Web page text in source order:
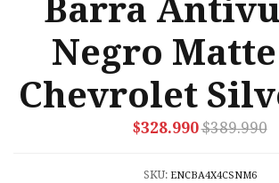
Barra
Negro
Chevrolet
$328.990$389.990
SKU: ENCBA4X4CSNM6